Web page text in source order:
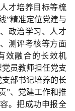
才培养目标等梳
”精准定位党建与
政治学习、人才
测评考核等方面
效融合的长效机
员教师担任党支
部书记培养的长
”、党建工作和推
。把成功申报全